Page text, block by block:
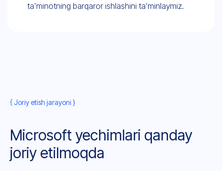
ta’minotning barqaror ishlashini ta’minlaymiz.
{ Joriy etish jarayoni }
Microsoft yechimlari qanday
joriy etilmoqda